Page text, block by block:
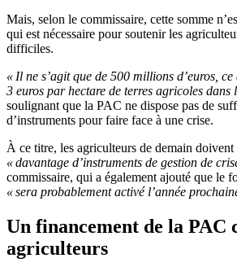
Mais, selon le commissaire, cette somme
qui est nécessaire pour soutenir les
difficiles.
« Il ne s’agit que de 500 millions d’euros,
3 euros par hectare de terres agricoles dans
soulignant que la PAC ne dispose pas de
d’instruments pour faire face à une crise.
À ce titre, les agriculteurs de demain doivent
« davantage d’instruments de gestion de
commissaire, qui a également ajouté que le
« sera probablement activé l’année
Un financement de la PAC
agriculteurs